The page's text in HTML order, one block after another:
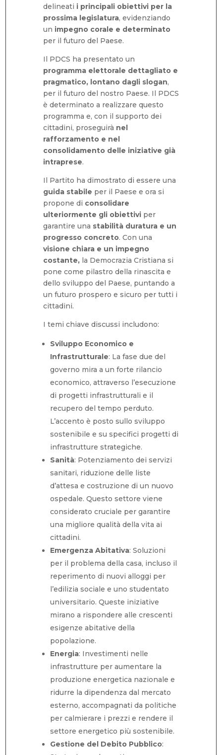
delineati i principali obiettivi per la
prossima legislatura, evidenziando
un impegno corale e determinato
per il futuro del Paese.
Il PDCS ha presentato un
programma elettorale dettagliato e
pragmatico, lontano dagli slogan,
per il futuro del nostro Paese. Il PDCS
è determinato a realizzare questo
programma e, con il supporto dei
cittadini, proseguirà nel
rafforzamento e nel
consolidamento delle iniziative già
intraprese.
Il Partito ha dimostrato di essere una
guida stabile per il Paese e ora si
propone di consolidare
ulteriormente gli obiettiviper
garantire una stabilità duratura e un
progresso concreto. Con una
visione chiara e un impegno
costante,la Democrazia Cristiana si
pone come pilastro della rinascita e
dello sviluppo del Paese, puntando a
un futuro prospero e sicuro per tutti i
cittadini.
I temi chiave discussi includono:
Sviluppo Economico e
Infrastrutturale: La fase due del
governo mira a un forte rilancio
economico, attraverso l’esecuzione
di progetti infrastrutturali e il
recupero del tempo perduto.
L’accento è posto sullo sviluppo
sostenibile e su specifici progetti di
infrastrutture strategiche.
Sanità: Potenziamento dei servizi
sanitari, riduzione delle liste
d’attesa e costruzione di un nuovo
ospedale. Questo settore viene
considerato cruciale per garantire
una migliore qualità della vita ai
cittadini.
Emergenza Abitativa: Soluzioni
per il problema della casa, incluso il
reperimento di nuovi alloggi per
l’edilizia sociale e uno studentato
universitario. Queste iniziative
mirano a rispondere alle crescenti
esigenze abitative della
popolazione.
Energia: Investimenti nelle
infrastrutture per aumentare la
produzione energetica nazionale e
ridurre la dipendenza dal mercato
esterno, accompagnati da politiche
per calmierare i prezzi e rendere il
settore energetico più sostenibile.
Gestione del Debito Pubblico: